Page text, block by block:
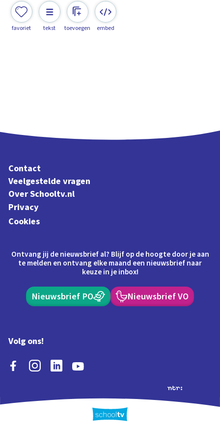
favoriet tekst toevoegen embed
Contact
Veelgestelde vragen
Over Schooltv.nl
Privacy
Cookies
Ontvang jij de nieuwsbrief al? Blijf op de hoogte door je aan
te melden en ontvang elke maand een nieuwsbrief naar
keuze in je inbox!
Nieuwsbrief PO Nieuwsbrief VO
Volg ons!